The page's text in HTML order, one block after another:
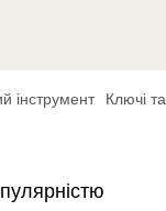
інструмент Ключі